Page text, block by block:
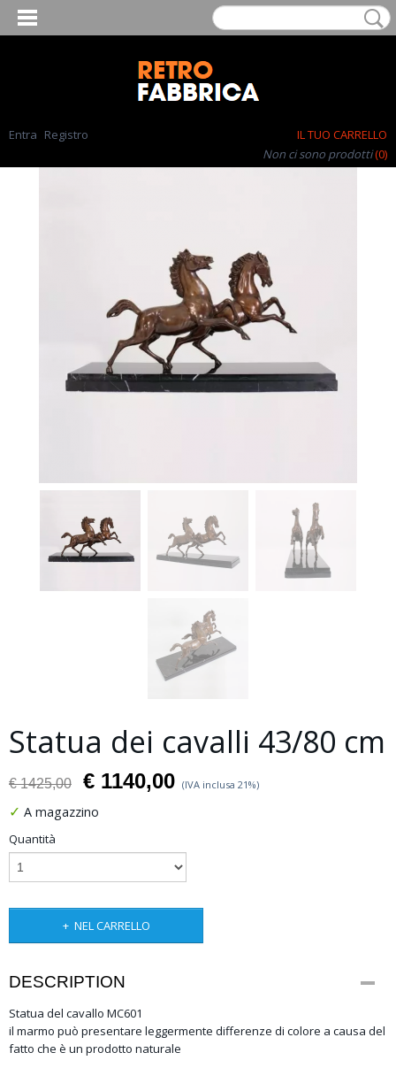
Entra Registro
IL TUO CARRELLO
Non ci sono prodotti(0)
Statua dei cavalli 43/80 cm
€ 1425,00 € 1140,00 (IVA inclusa 21%)
✓ A magazzino
Quantità
NEL CARRELLO
DESCRIPTION
Statua del cavallo MC601
il marmo può presentare leggermente differenze di colore a causa del
fatto che è un prodotto naturale